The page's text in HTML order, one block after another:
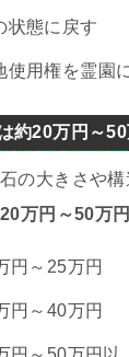
状態に戻す
使用権を霊園
約20万円～50
の大きさや
20万円～50万円
円～25万円
円～40万円